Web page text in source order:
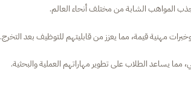
المواهب الشابة من مختلف أنحاء العالم.
مهنية قيمة، مما يعزز من قابليتهم للتوظيف بعد التخرج.
مما يساعد الطلاب على تطوير مهاراتهم العملية والبحثية.